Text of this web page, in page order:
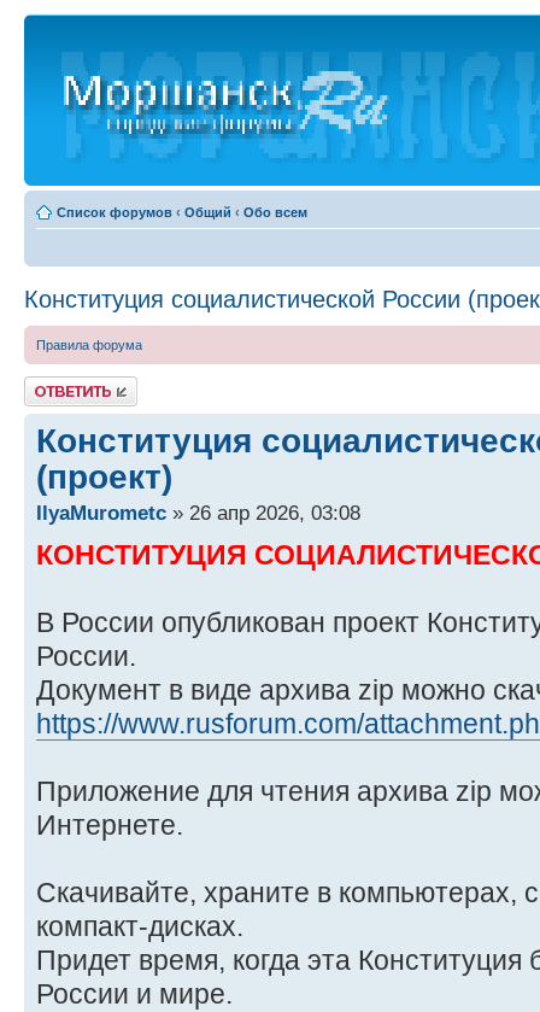
Список форумов ‹ Общий ‹ Обо всем
Конституция социалистической России
Правила форума
Ответить
Конституция
(проект)
IlyaMurometc » 26 апр 2026, 03:08
КОНСТИТУЦИЯ
В России опубликован проект
России.
Документ в виде архива zip можно
https://www.rusforum.com/
Приложение для чтения архива zip
Интернете.
Скачивайте, храните в
компакт-дисках.
Придет время, когда эта Конституция
России и мире.